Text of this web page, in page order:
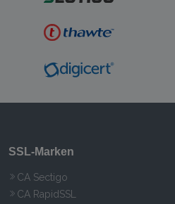
SSL-Marken
CA Sectigo
CA RapidSSL